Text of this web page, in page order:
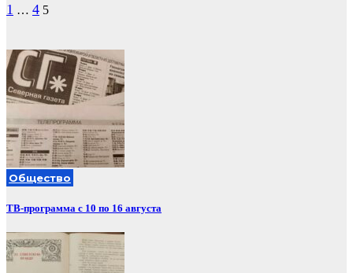
Пагинация
1 … 4 5
Общество
ТВ-программа с 10 по 16 августа